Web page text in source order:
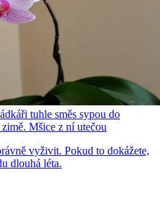
tuhle směs sypou do
Mšice z ní utečou
vyživit. Pokud to dokážete,
dlouhá léta.